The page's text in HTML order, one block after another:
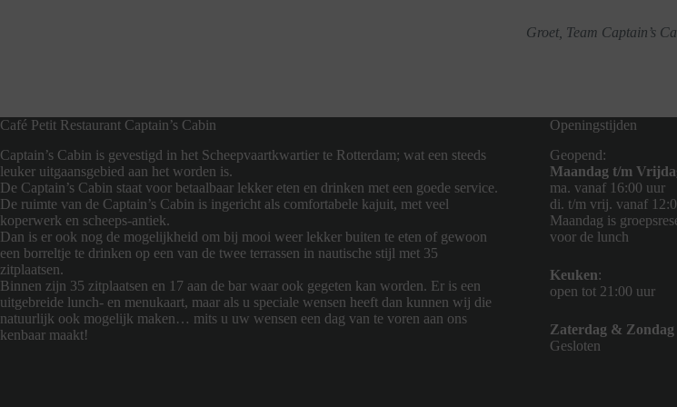
Groet, Team Captain’s
Café Petit Restaurant Captain’s Cabin
Captain’s Cabin is gevestigd in het Scheepvaartkwartier te Rotterdam; wat een steeds
leuker uitgaansgebied aan het worden is.
De Captain’s Cabin staat voor betaalbaar lekker eten en drinken met een goede service.
De ruimte van de Captain’s Cabin is ingericht als comfortabele kajuit, met veel
koperwerk en scheeps-antiek.
Dan is er ook nog de mogelijkheid om bij mooi weer lekker buiten te eten of gewoon
een borreltje te drinken op een van de twee terrassen in nautische stijl met 35
zitplaatsen.
Binnen zijn 35 zitplaatsen en 17 aan de bar waar ook gegeten kan worden. Er is een
uitgebreide lunch- en menukaart, maar als u speciale wensen heeft dan kunnen wij die
natuurlijk ook mogelijk maken… mits u uw wensen een dag van te voren aan ons
kenbaar maakt!
Openingstijden
Geopend:
Maandag t/m
ma. vanaf 16:00 uur
di. t/m vrij. vanaf
Maandag is
voor de lunch
Keuken:
open tot 21:00 uur
Zaterdag & Zondag
Gesloten